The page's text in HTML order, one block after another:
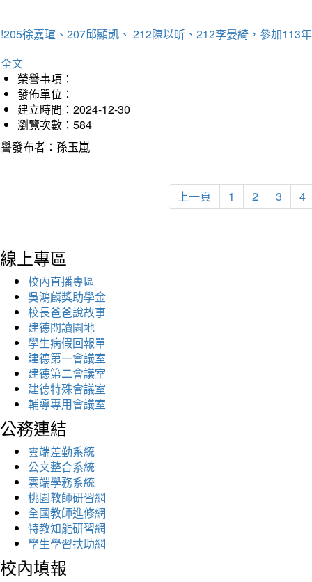
徐嘉瑄、207邱顯凱、 212陳以昕、212李晏綺，參加113
文
榮譽事項：
發佈單位：
建立時間：2024-12-30
瀏覽次數：584
發布者：孫玉嵐
上一頁 1 2 3 4
線上專區
校內直播專區
吳鴻麟獎助學金
校長爸爸說故事
建德閱讀園地
學生病假回報單
建德第一會議室
建德第二會議室
建德特殊會議室
輔導專用會議室
公務連結
雲端差勤系統
公文整合系統
雲端學務系統
桃園教師研習網
全國教師進修網
特教知能研習網
學生學習扶助網
校內填報